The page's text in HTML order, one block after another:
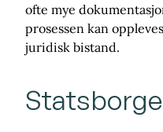
ofte mye
prosessen kan
juridisk bistand.